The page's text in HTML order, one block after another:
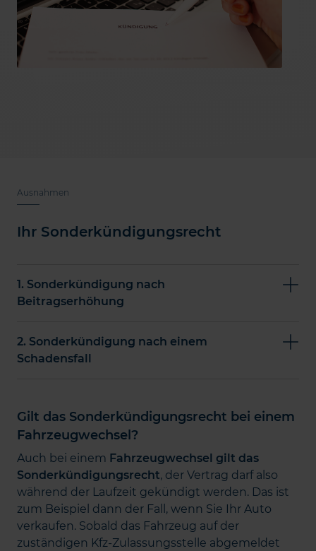
Ausnahmen
Ihr Sonderkündigungsrecht
1. Sonderkündigung nach
Beitragserhöhung
2. Sonderkündigung nach einem
Schadensfall
Gilt das Sonderkündigungsrecht bei einem
Fahrzeugwechsel?
Auch bei einem Fahrzeugwechsel gilt das
Sonderkündigungsrecht, der Vertrag darf also
während der Laufzeit gekündigt werden. Das ist
zum Beispiel dann der Fall, wenn Sie Ihr Auto
verkaufen. Sobald das Fahrzeug auf der
zuständigen Kfz-Zulassungsstelle abgemeldet